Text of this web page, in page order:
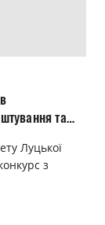
та
Луцької
з